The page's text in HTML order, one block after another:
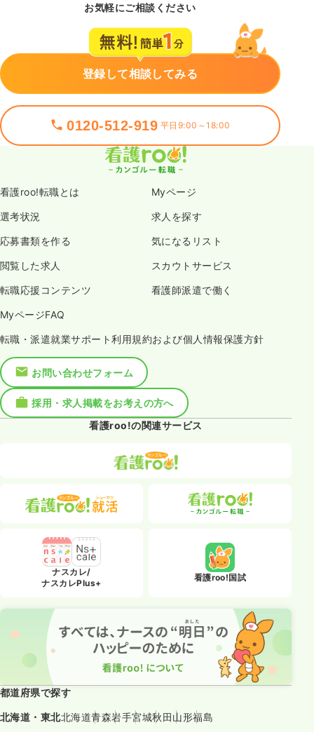
お気軽にご相談ください
登録して相談してみる
0120-512-919 平日9:00～18:00
看護roo!転職とは Myページ
選考状況 求人を探す
応募書類を作る 気になるリスト
閲覧した求人 スカウトサービス
転職応援コンテンツ 看護師派遣で働く
MyページFAQ
転職・派遣就業サポート利用規約および個人情報保護方針
お問い合わせフォーム
採用・求人掲載をお考えの方へ
看護roo!の関連サービス
ナスカレ/
ナスカレPlus+
看護roo!国試
都道府県で探す
北海道・東北北海道青森岩手宮城秋田山形福島